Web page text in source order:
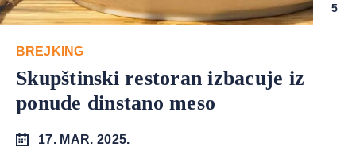
5
BREJKING
Skupštinski restoran izbacuje iz
ponude dinstano meso
17. MAR. 2025.